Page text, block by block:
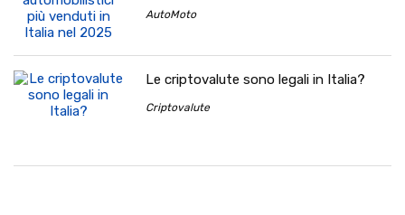
AutoMoto
Le criptovalute sono legali in Italia?
Criptovalute